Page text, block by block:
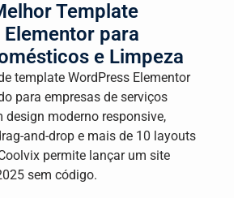
Template
para
e Limpeza
template WordPress Elementor
para empresas de serviços
design moderno responsive,
and-drop e mais de 10 layouts
permite lançar um site
sem código.